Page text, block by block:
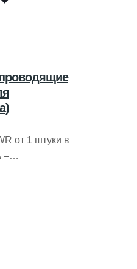
от 1 штуки в
–
складе